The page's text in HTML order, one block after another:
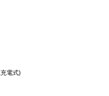
電式)